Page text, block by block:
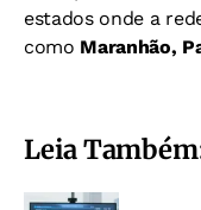
estados onde a
como Maranhão,
Leia